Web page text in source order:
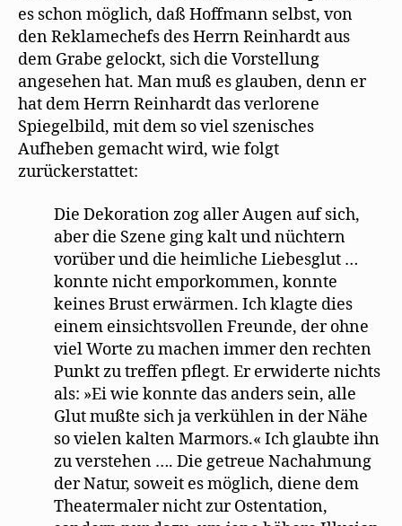
es schon möglich, daß Hoffmann selbst, von
den Reklamechefs des Herrn Reinhardt aus
dem Grabe gelockt, sich die Vorstellung
angesehen hat. Man muß es glauben, denn er
hat dem Herrn Reinhardt das verlorene
Spiegelbild, mit dem so viel szenisches
Aufheben gemacht wird, wie folgt
zurückerstattet:
Die Dekoration zog aller Augen auf sich,
aber die Szene ging kalt und nüchtern
vorüber und die heimliche Liebesglut …
konnte nicht emporkommen, konnte
keines Brust erwärmen. Ich klagte dies
einem einsichtsvollen Freunde, der ohne
viel Worte zu machen immer den rechten
Punkt zu treffen pflegt. Er erwiderte nichts
als: »Ei wie konnte das anders sein, alle
Glut mußte sich ja verkühlen in der Nähe
so vielen kalten Marmors.« Ich glaubte ihn
zu verstehen …. Die getreue Nachahmung
der Natur, soweit es möglich, diene dem
Theatermaler nicht zur Ostentation,